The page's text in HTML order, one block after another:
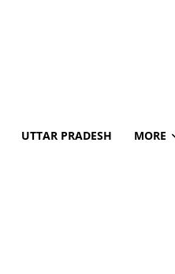
UTTAR PRADESH MORE